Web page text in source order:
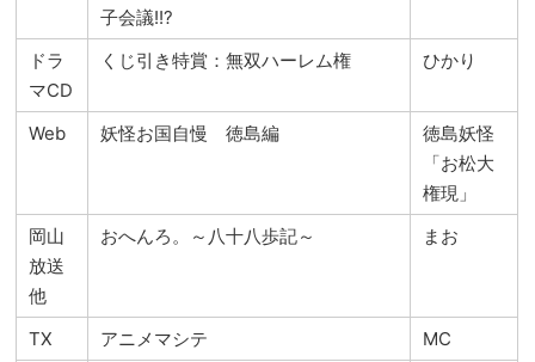
子会議!!?
ドラ
マCD
くじ引き特賞：無双ハーレム権 ひかり
Web 妖怪お国自慢 徳島編
徳島妖怪
「お松大
権現」
岡山
放送
他
おへんろ。～八十八歩記～ まお
TX アニメマシテ
MC